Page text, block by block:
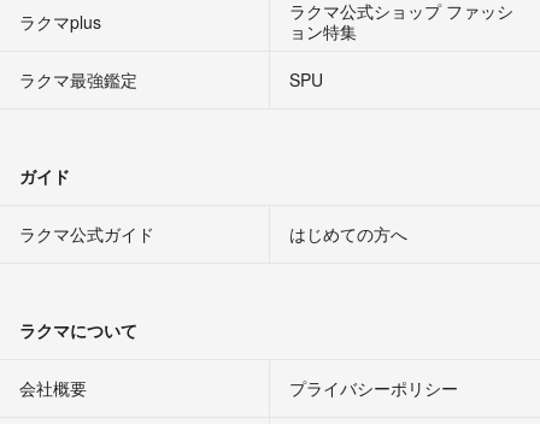
ラクマplus
ラクマ公式ショップ ファッシ
ョン特集
ラクマ最強鑑定
SPU
ガイド
ラクマ公式ガイド はじめての方へ
ラクマについて
会社概要 プライバシーポリシー